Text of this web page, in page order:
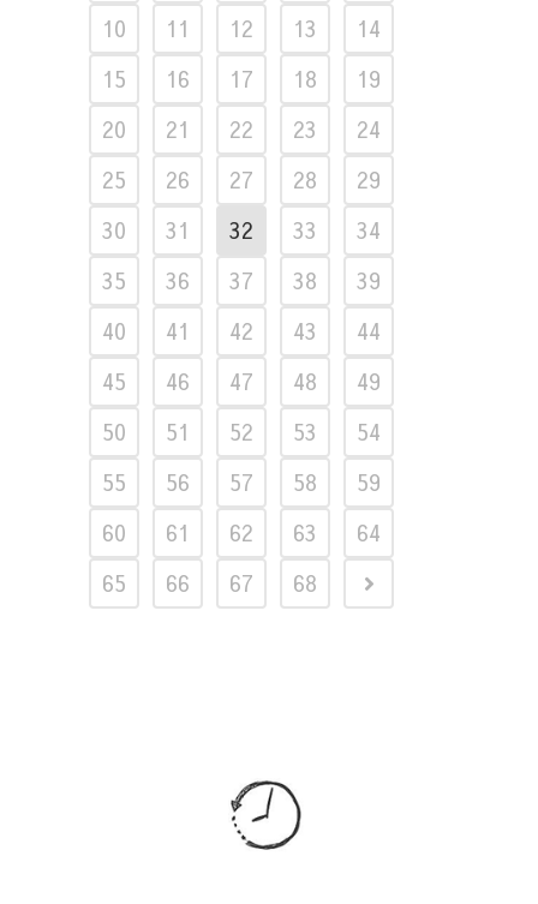
10
11 12 13
14
15
16 17 18
19
20
21 22 23
24
25
26 27 28
29
30
31 32 33
34
35
36 37 38
39
40
41 42 43
44
45
46 47 48
49
50
51 52 53
54
55
56 57 58
59
60
61 62 63
64
65
66 67 68